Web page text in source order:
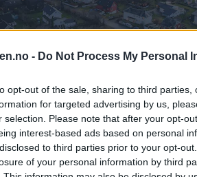
- Do Not Process My Personal
opt-out of the sale, sharing to third
for targeted advertising by us,
selection. Please note that after your opt-
interest-based ads based on personal
to third parties prior to your opt-
of your personal information by third